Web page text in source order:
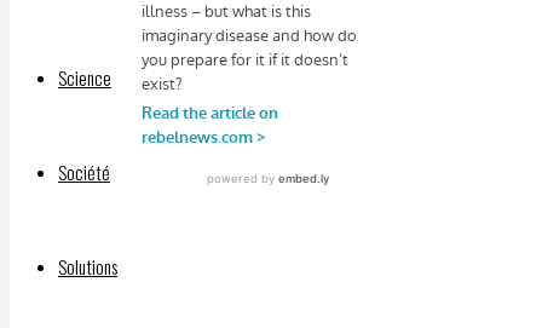
Science
Société
Solutions